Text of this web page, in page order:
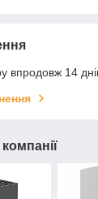
впродовж 14